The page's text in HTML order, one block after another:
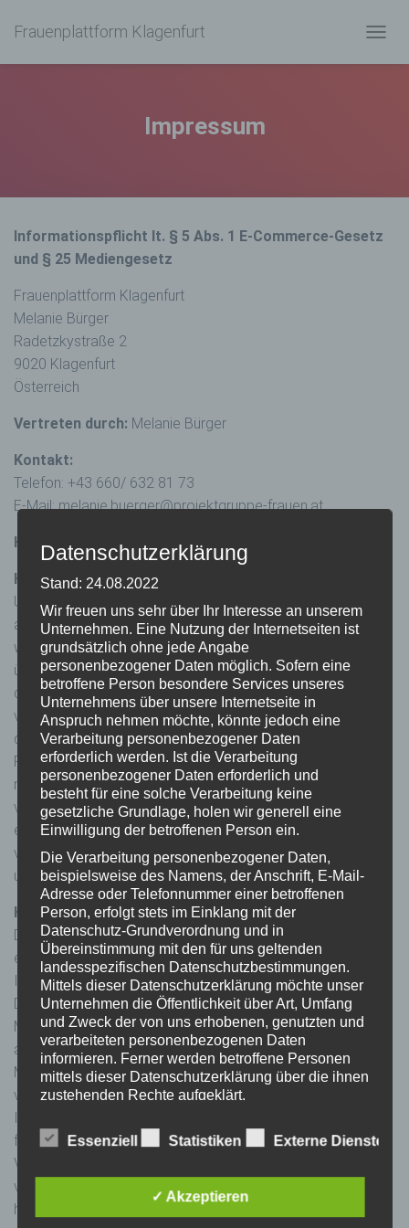
Frauenplattform Klagenfurt
A
M
Impressum
Informationspflicht lt. § 5 Abs. 1 E-Commerce-Gesetz
und § 25 Mediengesetz
Frauenplattform Klagenfurt
Melanie Bürger
Radetzkystraße 2
9020 Klagenfurt
Österreich
Vertreten durch: Melanie Bürger
Kontakt:
Telefon: +43 660/ 632 81 73
E-Mail:melanie.buerger@projektgruppe-frauen.at
Haftungsausschluss
Haftung für Links:
Unser Angebot enthält Links zu externen Webseiten Dritter,
auf deren Inhalte wir keinen Einfluss haben. Deshalb können
wir für diese fremden Inhalte auch keine Gewähr
übernehmen. Für die Inhalte der verlinkten Seiten ist stets
der jeweilige Anbieter oder Betreiber der Seiten
verantwortlich. Die verlinkten Seiten wurden zum Zeitpunkt
der Verlinkung auf mögliche Rechtsverstöße überprüft.
Rechtswidrige Inhalte waren zum Zeitpunkt der Verlinkung
nicht erkennbar. Eine permanente inhaltliche Kontrolle der
verlinkten Seiten ist jedoch ohne konkrete Anhaltspunkte
einer Rechtsverletzung nicht zumutbar. Bei Bekanntwerden
von Rechtsverletzungen werden wir derartige Links
umgehend entfernen.
Haftung für Inhalt:
Die Inhalte unserer Seiten wurden mit größter Sorgfalt
erstellt. Für die Richtigkeit, Vollständigkeit und Aktualität der
Inhalte können wir jedoch keine Gewähr übernehmen. Als
Diensteanbieter sind wir gemäß § 25 Absatz 1
Mediengesetz für eigene Inhalte auf diesen Seiten nach den
allgemeinen Gesetzen verantwortlich. Nach § 25
Mediengesetz sind wir als Diensteanbieter jedoch nicht
verpflichtet, übermittelte oder gespeicherte fremde
Informationen zu überwachen oder nach Umständen zu
forschen, die auf eine rechtswidrige Tätigkeit hinweisen.
Verpflichtungen zur Entfernung oder Sperrung der Nutzung
von Informationen nach den allgemeinen Gesetzen bleiben
hiervon unberührt. Eine diesbezügliche Haftung ist jedoch
Datenschutzerklärung
Stand: 24.08.2022
Wir freuen uns sehr über Ihr Interesse an unserem
Unternehmen. Eine Nutzung der Internetseiten ist
grundsätzlich ohne jede Angabe
personenbezogener Daten möglich. Sofern eine
betroffene Person besondere Services unseres
Unternehmens über unsere Internetseite in
Anspruch nehmen möchte, könnte jedoch eine
Verarbeitung personenbezogener Daten
erforderlich werden. Ist die Verarbeitung
personenbezogener Daten erforderlich und
besteht für eine solche Verarbeitung keine
gesetzliche Grundlage, holen wir generell eine
Einwilligung der betroffenen Person ein.
Die Verarbeitung personenbezogener Daten,
beispielsweise des Namens, der Anschrift, E-Mail-
Adresse oder Telefonnummer einer betroffenen
Person, erfolgt stets im Einklang mit der
Datenschutz-Grundverordnung und in
Übereinstimmung mit den für uns geltenden
landesspezifischen Datenschutzbestimmungen.
Mittels dieser Datenschutzerklärung möchte unser
Unternehmen die Öffentlichkeit über Art, Umfang
und Zweck der von uns erhobenen, genutzten und
verarbeiteten personenbezogenen Daten
informieren. Ferner werden betroffene Personen
mittels dieser Datenschutzerklärung über die ihnen
zustehenden Rechte aufgeklärt.
zahlreiche technische und organisatorische
lückenlosen Schutz der über diese Internetseite
verarbeiteten personenbezogenen Daten
sicherzustellen. Dennoch können Internetbasierte
Essenziell Statistiken Externe Dienste
✓ Akzeptieren